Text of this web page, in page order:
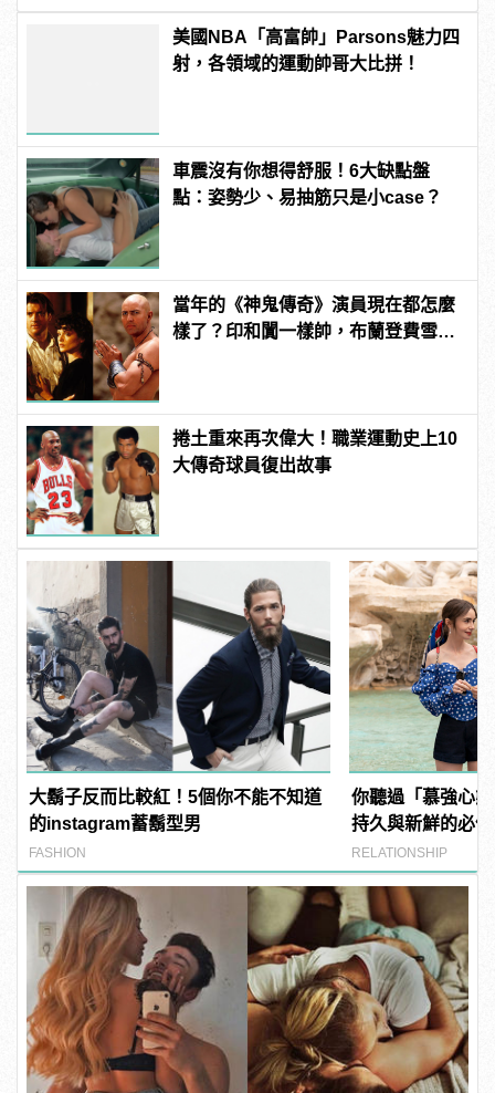
美國NBA「高富帥」Parsons魅力四
射，各領域的運動帥哥大比拼！
車震沒有你想得舒服！6大缺點盤
點：姿勢少、易抽筋只是小case？
當年的《神鬼傳奇》演員現在都怎麼
樣了？印和闐一樣帥，布蘭登費雪大
捲土重來再次偉大！職業運動史上10
大傳奇球員復出故事
大鬍子反而比較紅！5個你不能不知道
的instagram蓄鬍型男
FASHION
你聽過「慕強心
持久與新鮮的必
RELATIONSHIP